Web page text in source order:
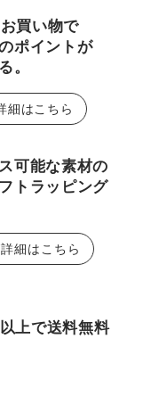
ススメ。 ▪️アイ
はピュアカラー
リュクスアイシ
アッド08番のワ
ース この４色パ
が肌に馴染みや
人のまぶたのく
優秀なアイシャ
。 特に左上の赤
た方全員が認め
るほどです。 ▪️
買い物で
ポイントが
。
細はこちら
可能な素材の
トラッピング
細はこちら
上で送料無料